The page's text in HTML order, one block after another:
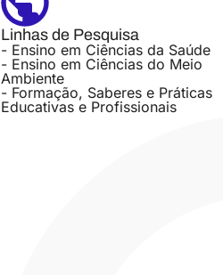
Linhas de Pesquisa
- Ensino em Ciências da Saúde
- Ensino em Ciências do Meio
Ambiente
- Formação, Saberes e Práticas
Educativas e Profissionais